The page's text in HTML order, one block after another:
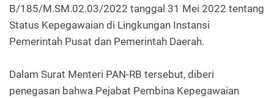
B/185/M.SM.02.03/2022 tanggal 31 Mei 2022 tentang
Status Kepegawaian di Lingkungan Instansi
Pemerintah Pusat dan Pemerintah Daerah.
Dalam Surat Menteri PAN-RB tersebut, diberi
penegasan bahwa Pejabat Pembina Kepegawaian